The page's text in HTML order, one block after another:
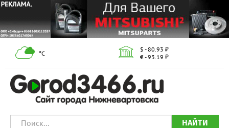
°С
$ - 80.93 ₽
€ - 93.19 ₽
НАЙТИ